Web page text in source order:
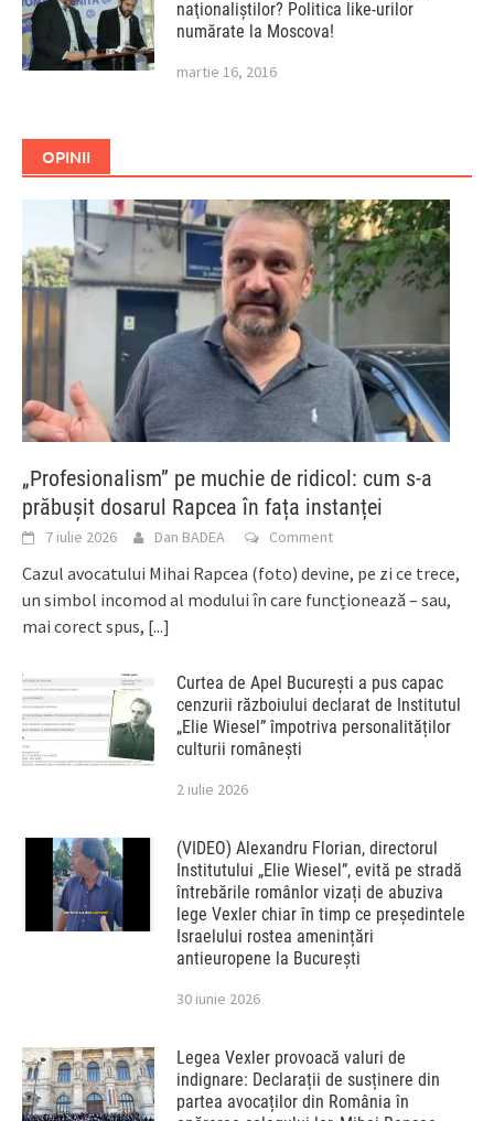
naţionaliştilor? Politica like-urilor
numărate la Moscova!
martie 16, 2016
OPINII
„Profesionalism” pe muchie de ridicol: cum s-a
prăbușit dosarul Rapcea în fața instanței
7 iulie 2026 Dan BADEA Comment
Cazul avocatului Mihai Rapcea (foto) devine, pe zi ce trece,
un simbol incomod al modului în care funcționează – sau,
mai corect spus, [...]
Curtea de Apel București a pus capac
cenzurii războiului declarat de Institutul
„Elie Wiesel” împotriva personalităților
culturii românești
2 iulie 2026
(VIDEO) Alexandru Florian, directorul
Institutului „Elie Wiesel”, evită pe stradă
întrebările românlor vizați de abuziva
lege Vexler chiar în timp ce președintele
Israelului rostea amenințări
antieuropene la București
30 iunie 2026
Legea Vexler provoacă valuri de
indignare: Declarații de susținere din
partea avocaților din România în